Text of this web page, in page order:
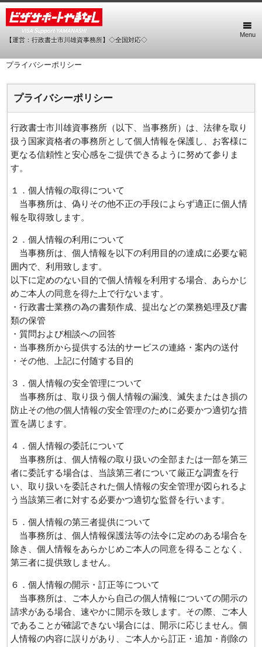
【運営：行政書士市川雄資事務所】◇全国対応◇
Menu
プライバシーポリシー
プライバシーポリシー
行政書士市川雄資事務所（以下、当事務所）は、法律を取り
扱う国家資格者の事務所として個人情報を保護し、お客様に
更なる信頼性と安心感をご提供できるように努めて参りま
す。
１．個人情報の取得について
当事務所は、偽りその他不正の手段によらず適正に個人情
報を取得致します。
２．個人情報の利用について
当事務所は、個人情報を以下の利用目的の達成に必要な範
囲内で、利用致します。
以下に定めのない目的で個人情報を利用する場合、あらかじ
めご本人の同意を得た上で行ないます。
・行政書士業務の為の書類作成、提出などの業務処理及び書
類の保管
・質問および相談への回答
・当事務所から提供する法的サービスの連絡・案内の送付
・その他、上記に付随する目的
３．個人情報の安全管理について
当事務所は、取り扱う個人情報の漏洩、滅失またはき損の
防止その他の個人情報の安全管理のために必要かつ適切な措
置を講じます。
４．個人情報の委託について
当事務所は、個人情報の取り扱いの全部または一部を第三
者に委託する場合は、当該第三者について厳正な調査を行
い、取り扱いを委託された個人情報の安全管理が図られるよ
う当該第三者に対する必要かつ適切な監督を行います。
５．個人情報の第三者提供について
当事務所は、個人情報保護法等の法令に定めのある場合を
除き、個人情報をあらかじめご本人の同意を得ることなく、
第三者に提供致しません。
６．個人情報の開示・訂正等について
当事務所は、ご本人から自己の個人情報についての開示の
請求がある場合、速やかに開示を致します。その際、ご本人
であることが確認できない場合には、開示に応じません。個
人情報の内容に誤りがあり、ご本人から訂正・追加・削除の